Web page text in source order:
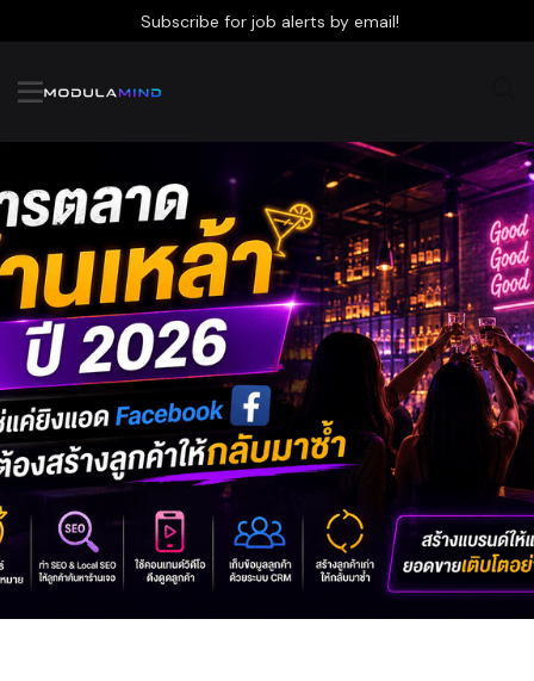
Subscribe for job alerts by email!